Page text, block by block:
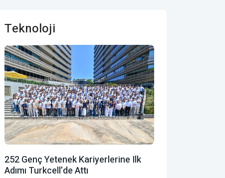
Teknoloji
252 Genç Yetenek Kariyerlerine Ilk
Adımı Turkcell’de Attı